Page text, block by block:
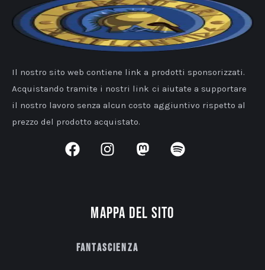
Il nostro sito web contiene link a prodotti sponsorizzati.
Acquistando tramite i nostri link ci aiutate a supportare
il nostro lavoro senza alcun costo aggiuntivo rispetto al
prezzo del prodotto acquistato.
Mappa del sito
Fantascienza